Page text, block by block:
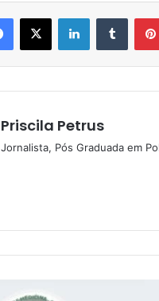
Priscila Petrus
Jornalista, Pós Graduada em